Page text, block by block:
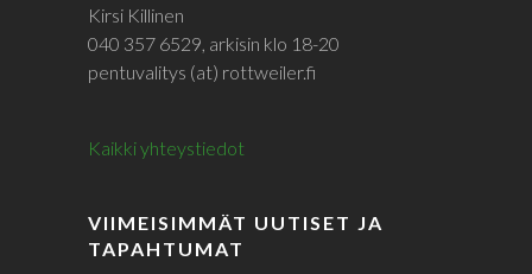
Kirsi Killinen
040 357 6529, arkisin klo 18-20
pentuvalitys (at) rottweiler.fi
Kaikki yhteystiedot
VIIMEISIMMÄT UUTISET JA
TAPAHTUMAT